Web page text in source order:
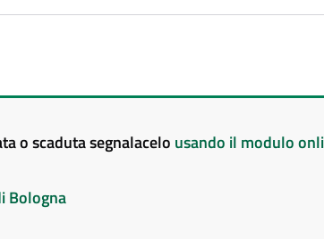
o scaduta segnalacelo usando il modulo
Bologna